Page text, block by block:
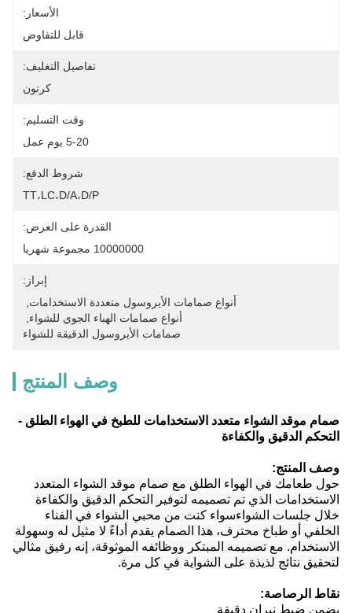
الأسعار:
قابل للتفاوض
تفاصيل التغليف:
كرتون
وقت التسليم:
5-20 يوم عمل
شروط الدفع:
TT،LC،D/A،D/P
القدرة على العرض:
10000000 مجموعة شهريا
إبراز:
أنواع صمامات الأيروسول متعددة الاستخدامات
أنواع صمامات الهباء الجوي للشواء
صمامات الأيروسول الدقيقة للشواء
وصف المنتج
صمام موقد الشواء متعدد الاستخدامات للطبخ في الهواء الطلق -
التحكم الدقيق والكفاءة
وصف المنتج:
حول طعامك في الهواء الطلق مع صمام موقد الشواء المتعدد
الاستخدامات الذي تم تصميمه لتوفير التحكم الدقيق والكفاءة
خلال جلسات الشواءسواء كنت من محبي الشواء في الفناء
الخلفي أو طباخ محترف، هذا الصمام يقدم أداءً لا مثيل له وسهولة
الاستخدام. مع تصميمه المبتكر ووظائفه الموثوقة، إنه رفيق مثالي
لتحقيق نتائج لذيذة على الشواية في كل مرة.
نقاط الرصاصة:
يضمن ضبط نيران دقيقة